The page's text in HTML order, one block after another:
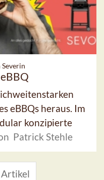
Severin
eBBQs heraus. Im
konzipierte
Patrick Stehle